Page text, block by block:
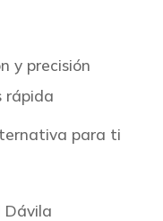
y precisión
rápida
para ti
Dávila